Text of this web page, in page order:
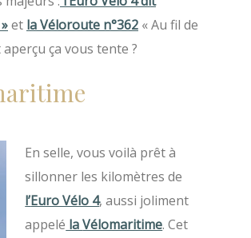
et la Véloroute n°362 « Au fil de
aperçu ça vous tente ?
En selle, vous voilà prêt à
sillonner les kilomètres de
l’Euro Vélo 4, aussi joliment
appelé laVélomaritime. Cet